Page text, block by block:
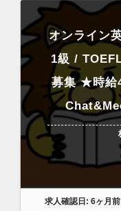
オンライン
1級 /
募集 ★時給
求人確認日: 6ヶ月前